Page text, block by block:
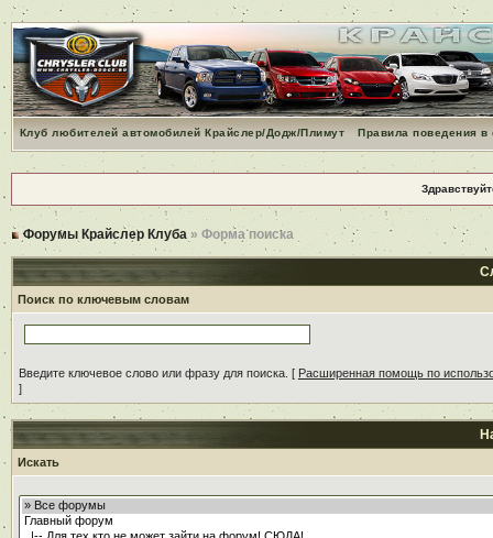
Клуб любителей автомобилей Крайслер/Додж/Плимут Правила поведения
Форумы Крайслер Клуба » Форма поиска
Поиск по ключевым словам
Введите ключевое слово или фразу для поиска. [ Расширенная помощь по
]
Искать